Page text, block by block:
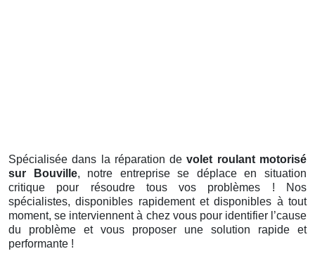
Spécialisée dans la réparation devolet roulant motorisé
sur Bouville, notre entreprise se déplace en situation
critique pour résoudre tous vos problèmes ! Nos
spécialistes, disponibles rapidement et disponibles à tout
moment, se interviennent à chez vous pour identifier l’cause
du problème et vous proposer une solution rapide et
performante !